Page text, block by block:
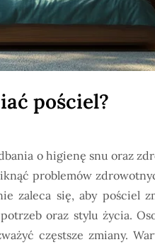
pościel?
o higienę snu oraz
problemów
zaleca się, aby pościel
oraz stylu życia.
częstsze zmiany.